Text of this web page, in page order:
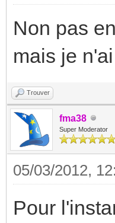
Non pas
mais je
Trouver
fma38
Super Moderator
05/03/2012,
Pour